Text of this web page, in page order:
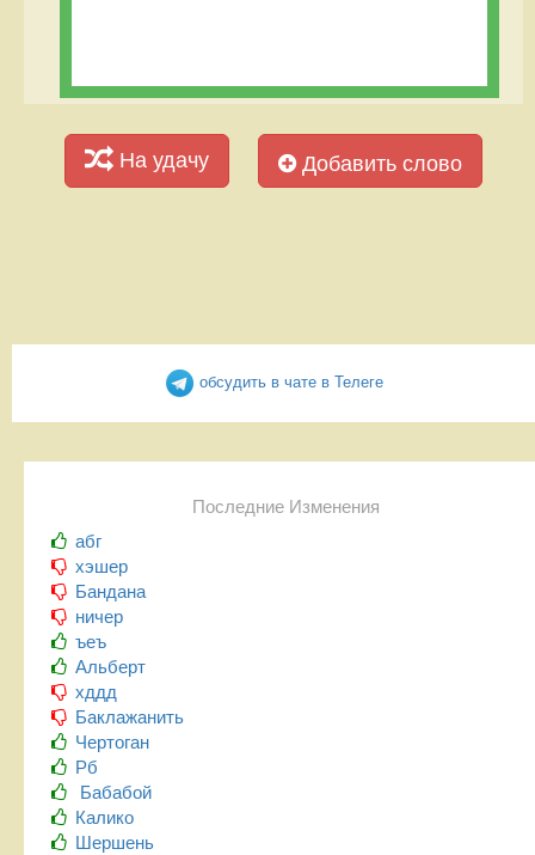
На удачу Добавить слово
обсудить в чате в Телеге
Последние Изменения
абг
хэшер
Бандана
ничер
ъеъ
Альберт
хддд
Баклажанить
Чертоган
Рб
Бабабой
Калико
Шершень